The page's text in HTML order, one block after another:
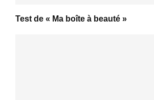
Test de « Ma boîte à beauté »